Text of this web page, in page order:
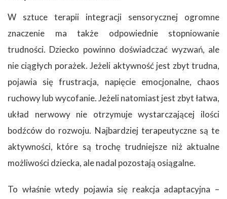
W sztuce terapii integracji sensorycznej ogromne
znaczenie ma także odpowiednie stopniowanie
trudności. Dziecko powinno doświadczać wyzwań, ale
nie ciągłych porażek. Jeżeli aktywność jest zbyt trudna,
pojawia się frustracja, napięcie emocjonalne, chaos
ruchowy lub wycofanie. Jeżeli natomiast jest zbyt łatwa,
układ nerwowy nie otrzymuje wystarczającej ilości
bodźców do rozwoju. Najbardziej terapeutyczne są te
aktywności, które są trochę trudniejsze niż aktualne
możliwości dziecka, ale nadal pozostają osiągalne.
To właśnie wtedy pojawia się reakcja adaptacyjna –